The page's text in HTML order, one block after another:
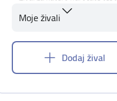
Moje živali
Dodaj žival